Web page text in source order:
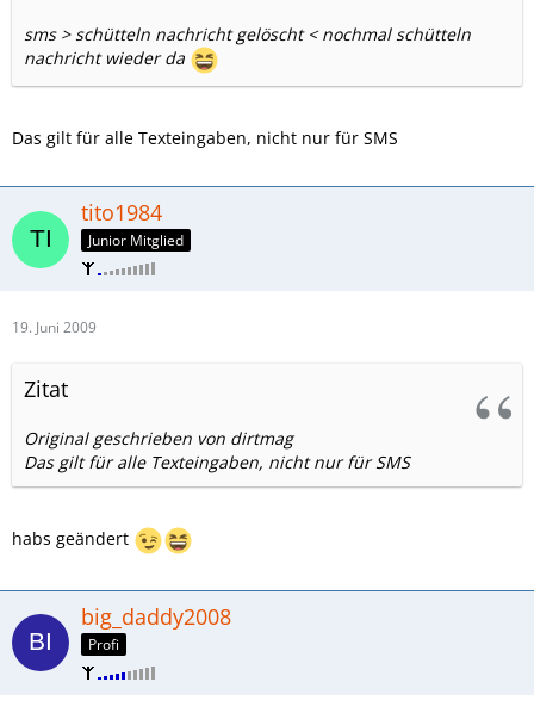
sms > schütteln nachricht gelöscht < nochmal schütteln
nachricht wieder da
Das gilt für alle Texteingaben, nicht nur für SMS
tito1984
Junior Mitglied
19. Juni 2009
Zitat
Original geschrieben von dirtmag
Das gilt für alle Texteingaben, nicht nur für SMS
habs geändert
big_daddy2008
Profi